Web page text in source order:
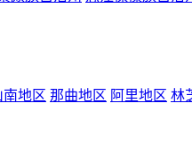
南地区 那曲地区 阿里地区 林